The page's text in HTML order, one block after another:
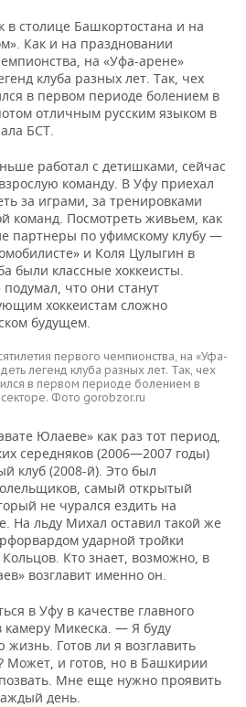
в столице Башкортостана и на
Как и на праздновании
на «Уфа-арене»
клуба разных лет. Так, чех
в первом периоде болением в
отличным русским языком в
БСТ.
работал с детишками, сейчас
команду. В Уфу приехал
за играми, за тренировками
команд. Посмотреть живьем, как
партнеры по уфимскому клубу —
и Коля Цулыгин в
были классные хоккеисты.
что они станут
хоккеистам сложно
будущем.
первого чемпионства, на «Уфа-
легенд клуба разных лет. Так, чех
в первом периоде болением в
Фото gorobzor.ru
Юлаеве» как раз тот период,
середняков (2006—2007 годы)
клуб (2008-й). Это был
самый открытый
не чурался ездить на
На льду Михал оставил такой же
ударной тройки
Кто знает, возможно, в
возглавит именно он.
в Уфу в качестве главного
Микеска. — Я буду
жизнь. Готов ли я возглавить
Может, и готов, но в Башкирии
Мне еще нужно проявить
день.